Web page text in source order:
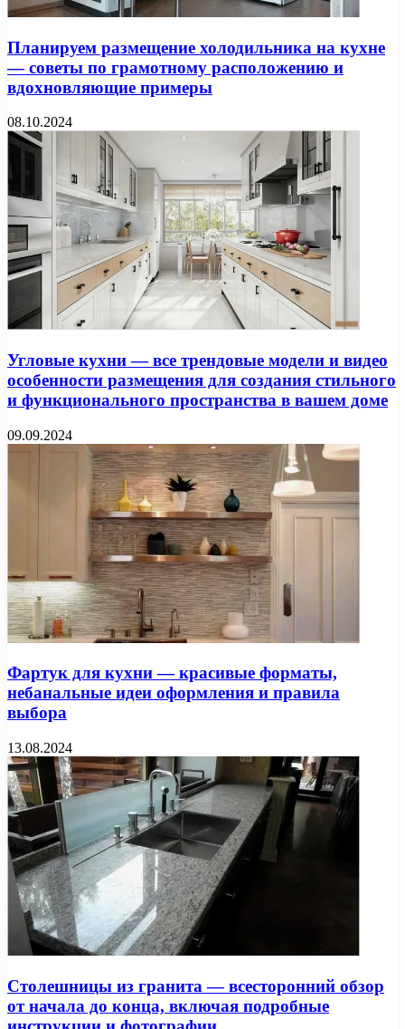
Планируем размещение холодильника на кухне
— советы по грамотному расположению и
вдохновляющие примеры
08.10.2024
Угловые кухни — все трендовые модели и видео
особенности размещения для создания стильного
и функционального пространства в вашем доме
09.09.2024
Фартук для кухни — красивые форматы,
небанальные идеи оформления и правила
выбора
13.08.2024
Столешницы из гранита — всесторонний обзор
от начала до конца, включая подробные